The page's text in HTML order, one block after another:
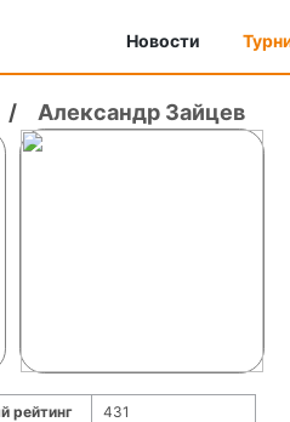
Новости
/ Александр Зайцев
рейтинг 431